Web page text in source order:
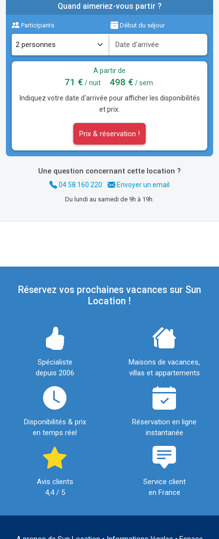
Quand aimeriez-vous partir ?
Participants Début du séjour
A partir de
71 € / nuit 498 € / sem.
Indiquez votre date d'arrivée pour afficher les disponibilités
et prix.
Prix & réservation !
Une question concernant cette location ?
04 58 160 220 Envoyer un email
Du lundi au samedi de 9h à 19h.
Réservez vos prochaines vacances sur Sun
Location !
Spécialiste
depuis 2006
Maisons de vacances,
villas et appartements
Disponibilités & prix
en temps réel
Réservation en ligne
instantanée
Avis clients
4,4 / 5
Service client
en France